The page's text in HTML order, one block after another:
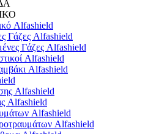
Alfashield
Γάζες Alfashield
Γάζες Alfashield
Alfashield
Alfashield
Alfashield
Alfashield
Alfashield
Alfashield